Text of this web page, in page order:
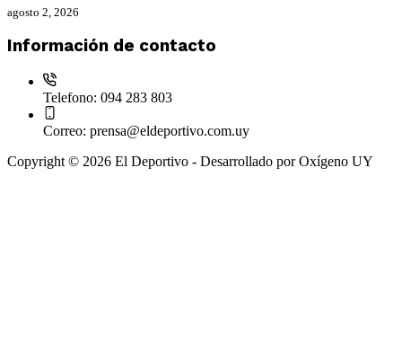
agosto 2, 2026
Información de contacto
Telefono: 094 283 803
Correo: prensa@eldeportivo.com.uy
Copyright © 2026 El Deportivo - Desarrollado por Oxígeno UY